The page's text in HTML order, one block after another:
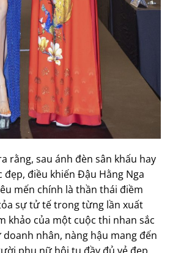
rằng, sau ánh đèn sân khấu hay
điều khiến Đậu Hằng Nga
mến chính là thần thái điềm
sự tử tế trong từng lần xuất
khảo của một cuộc thi nhan sắc
nhân, nàng hậu mang đến
phụ nữ hội tụ đầy đủ vẻ đẹp